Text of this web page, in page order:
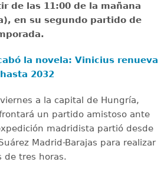
de las 11:00 de la mañana
en su segundo partido de
la novela: Vinicius renueva
2032
a la capital de Hungría,
un partido amistoso ante
madridista partió desde
Madrid-Barajas para realizar
de tres horas.